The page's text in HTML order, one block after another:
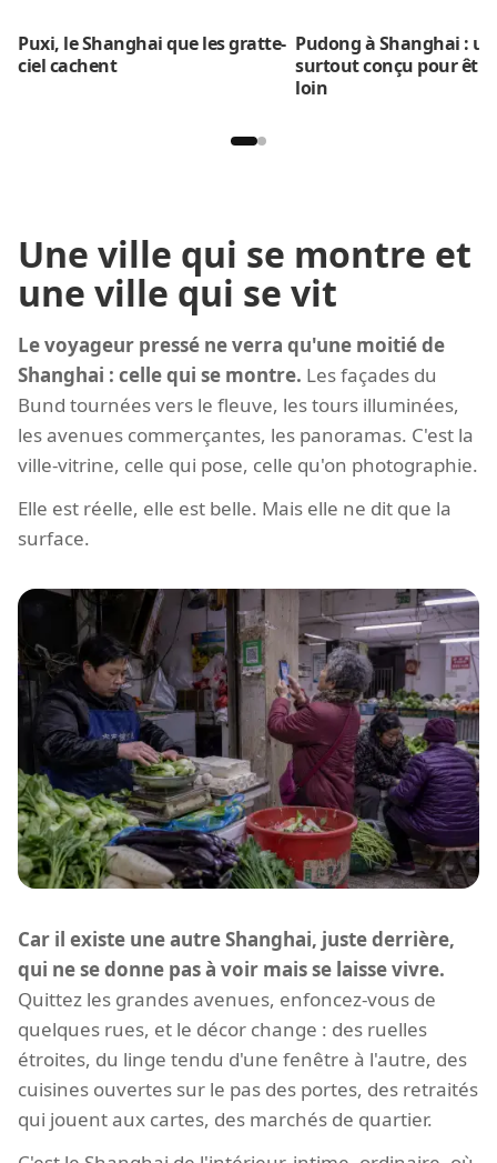
Puxi, le Shanghai que les gratte-
ciel cachent
Pudong à Shanghai :
surtout conçu pour être
loin
Une ville qui se montre et
une ville qui se vit
Le voyageur pressé ne verra qu'une moitié de
Shanghai : celle qui se montre. Les façades du
Bund tournées vers le fleuve, les tours illuminées,
les avenues commerçantes, les panoramas. C'est la
ville-vitrine, celle qui pose, celle qu'on photographie.
Elle est réelle, elle est belle. Mais elle ne dit que la
surface.
Car il existe une autre Shanghai, juste derrière,
qui ne se donne pas à voir mais se laisse vivre.
Quittez les grandes avenues, enfoncez-vous de
quelques rues, et le décor change : des ruelles
étroites, du linge tendu d'une fenêtre à l'autre, des
cuisines ouvertes sur le pas des portes, des retraités
qui jouent aux cartes, des marchés de quartier.